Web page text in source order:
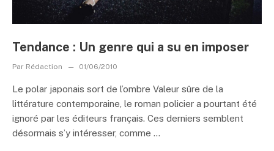
Tendance : Un genre qui a su en imposer
Par Rédaction 01/06/2010
Le polar japonais sort de l’ombre Valeur sûre de la
littérature contemporaine, le roman policier a pourtant été
ignoré par les éditeurs français. Ces derniers semblent
désormais s’y intéresser, comme ...